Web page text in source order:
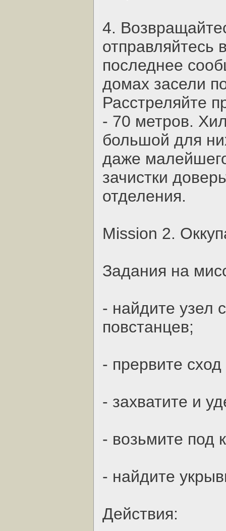
4.
отправляйтесь
последнее
домах засели
Расстреляйте
- 70 метров.
большой для
даже
зачистки
отделения.
Mission 2.
Задания на
- найдите узел
повстанцев;
- прервите
- захватите и
- возьмите под
- найдите
Действия: